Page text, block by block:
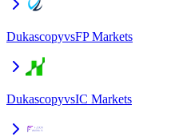
DukascopyvsFP Markets
DukascopyvsIC Markets